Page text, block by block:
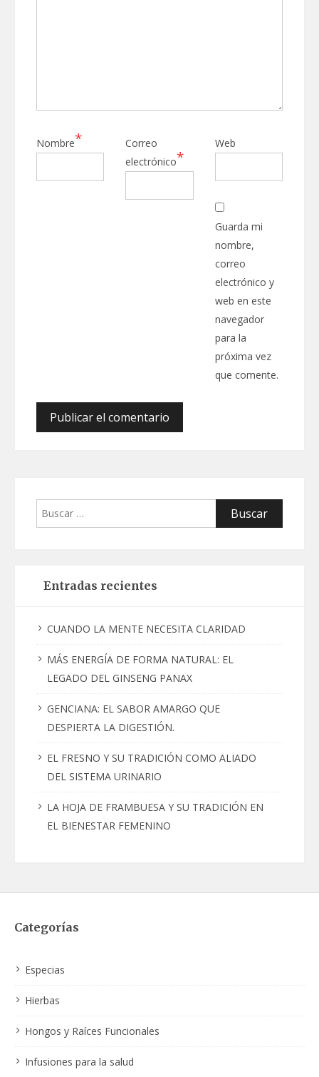
Nombre*
Correo
electrónico*
Web
Guarda mi
nombre,
correo
electrónico y
web en este
navegador
para la
próxima vez
que comente.
Buscar:
Entradas recientes
CUANDO LA MENTE NECESITA CLARIDAD
MÁS ENERGÍA DE FORMA NATURAL: EL
LEGADO DEL GINSENG PANAX
GENCIANA: EL SABOR AMARGO QUE
DESPIERTA LA DIGESTIÓN.
EL FRESNO Y SU TRADICIÓN COMO ALIADO
DEL SISTEMA URINARIO
LA HOJA DE FRAMBUESA Y SU TRADICIÓN EN
EL BIENESTAR FEMENINO
Categorías
Especias
Hierbas
Hongos y Raíces Funcionales
Infusiones para la salud